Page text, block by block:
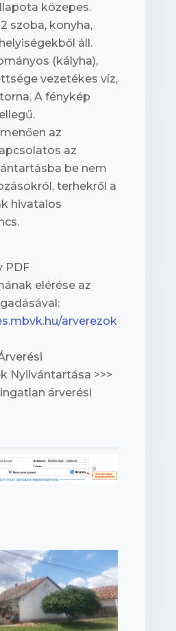
közepes.
szoba, konyha,
áll.
(kályha),
vezetékes víz,
A fénykép
az
az
be nem
terhekről a
hivatalos
PDF
elérése az
arverezok
Nyilvántartása >>>
árverési